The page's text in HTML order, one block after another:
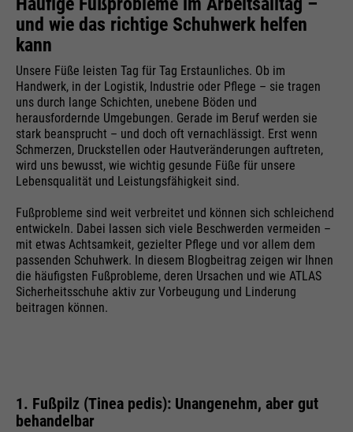
Zweck
dieser Webseite. Diese Basis-
Cookies sind unerlässlich, damit
angenehm und flüssig wird: Sie
ermöglichen es der Website, Sie zu
erkennen und somit Ihre Sitzung
offen zu halten. Es speichert bei
einem Benutzer-Login für einen
geschlossenen Bereich die
Benutzer-ID als verschlüsselten
entsprechenden Datenbankeintrag
des Nutzers.
Name
Name
__utma
Anbieter
Laufzeit
24 Monate
Zweck
Wird genutzt, um User & Sessions
zu unterscheiden
Name
__utmb
Anbieter
Google Analytics
Laufzeit
30 Tage
werden.
Cookie-Informationen
Externe Medien
Auf dieser Webseite nutzen wir das Angebot von Google
Maps. Dadurch können wir Ihnen interaktive Karten
direkt in der Website anzeigen und ermöglichen Ihnen
die komfortable Nutzung der Karten-Funktion.
Name
NID
Anbieter
Google Maps
Laufzeit
6 Monate
Wird zum Entsperren von Google
Maps-Inhalten verwendet. Cookie
bevorzugten Einstellungen und
andere Informationen speichert,
Cookie-Informationen
Externe Inhalte
und wie das richtige Schuhwerk helfen
kann
Unsere Füße leisten Tag für Tag Erstaunliches. Ob im
Handwerk, in der Logistik, Industrie oder Pflege – sie tragen
uns durch lange Schichten, unebene Böden und
herausfordernde Umgebungen. Gerade im Beruf werden sie
stark beansprucht – und doch oft vernachlässigt. Erst wenn
Schmerzen, Druckstellen oder Hautveränderungen auftreten,
wird uns bewusst, wie wichtig gesunde Füße für unsere
Lebensqualität und Leistungsfähigkeit sind.
Fußprobleme sind weit verbreitet und können sich schleichend
entwickeln. Dabei lassen sich viele Beschwerden vermeiden –
mit etwas Achtsamkeit, gezielter Pflege und vor allem dem
passenden Schuhwerk. In diesem Blogbeitrag zeigen wir Ihnen
die häufigsten Fußprobleme, deren Ursachen und wie ATLAS
Sicherheitsschuhe aktiv zur Vorbeugung und Linderung
beitragen können.
1. Fußpilz (Tinea pedis): Unangenehm, aber gut
behandelbar